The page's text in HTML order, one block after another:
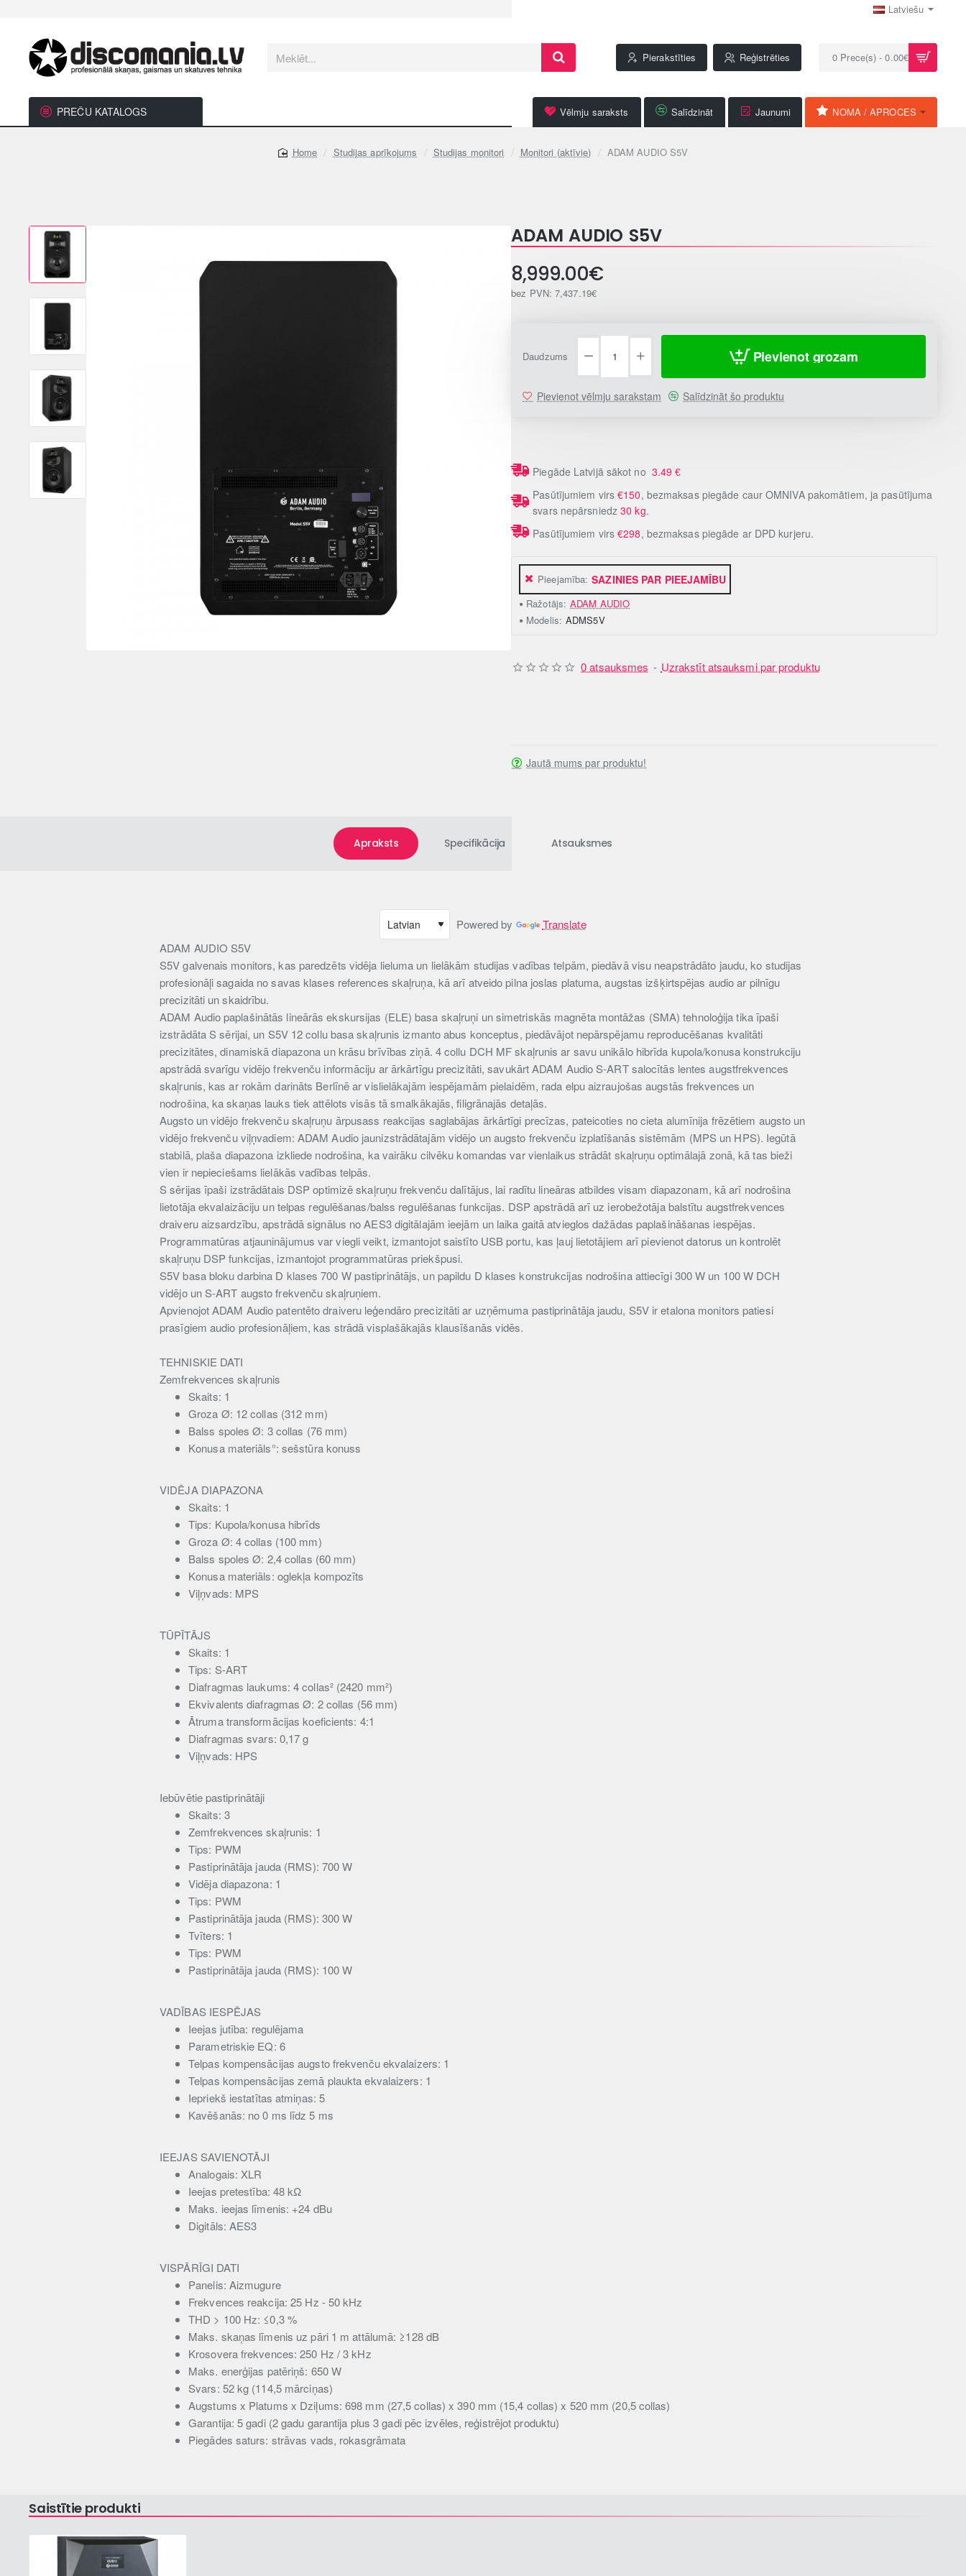
Latviešu
Meklēt... Pierakstīties Reģistrēties 0 Prece(s) - 0.00€
PREČU KATALOGS Vēlmju saraksts Salīdzināt Jaunumi NOMA / APROCES
home
Studijas aprīkojums Studijas monitori Monitori (aktīvie) ADAM AUDIO S5V
ADAM AUDIO S5V
Pieejamība: SAZINIES PAR PIEEJAMĪBU
Ražotājs: ADAM AUDIO
Modelis: ADMS5V
0 atsauksmes - Uzrakstīt atsauksmi par produktu
8,999.00€
bez PVN: 7,437.19€
Daudzums Pievienot grozam
Pievienot vēlmju sarakstam Salīdzināt šo produktu
Piegāde Latvijā sākot no 3.49€
Pasūtījumiem virs€150, bezmaksas piegāde caur OMNIVA pakomātiem, ja pasūtījuma
svars nepārsniedz30 kg.
Pasūtījumiem virs€298, bezmaksas piegāde ar DPD kurjeru.
Jautā mums par produktu!
Apraksts Specifikācija Atsauksmes
Powered by
Translate
ADAM AUDIO S5V
S5V galvenais monitors, kas paredzēts vidēja lieluma un lielākām studijas vadības telpām, piedāvā visu neapstrādāto jaudu, ko studijas
profesionāļi sagaida no savas klases references skaļruņa, kā arī atveido pilna joslas platuma, augstas izšķirtspējas audio ar pilnīgu
precizitāti un skaidrību.
ADAM Audio paplašinātās lineārās ekskursijas (ELE) basa skaļruņi un simetriskās magnēta montāžas (SMA) tehnoloģija tika īpaši
izstrādāta S sērijai, un S5V 12 collu basa skaļrunis izmanto abus konceptus, piedāvājot nepārspējamu reproducēšanas kvalitāti
precizitātes, dinamiskā diapazona un krāsu brīvības ziņā. 4 collu DCH MF skaļrunis ar savu unikālo hibrīda kupola/konusa konstrukciju
apstrādā svarīgu vidējo frekvenču informāciju ar ārkārtīgu precizitāti, savukārt ADAM Audio S-ART salocītās lentes augstfrekvences
skaļrunis, kas ar rokām darināts Berlīnē ar vislielākajām iespējamām pielaidēm, rada elpu aizraujošas augstās frekvences un
nodrošina, ka skaņas lauks tiek attēlots visās tā smalkākajās, filigrānajās detaļās.
Augsto un vidējo frekvenču skaļruņu ārpusass reakcijas saglabājas ārkārtīgi precīzas, pateicoties no cieta alumīnija frēzētiem augsto un
vidējo frekvenču viļņvadiem: ADAM Audio jaunizstrādātajām vidējo un augsto frekvenču izplatīšanās sistēmām (MPS un HPS). Iegūtā
stabilā, plaša diapazona izkliede nodrošina, ka vairāku cilvēku komandas var vienlaikus strādāt skaļruņu optimālajā zonā, kā tas bieži
vien ir nepieciešams lielākās vadības telpās.
S sērijas īpaši izstrādātais DSP optimizē skaļruņu frekvenču dalītājus, lai radītu lineāras atbildes visam diapazonam, kā arī nodrošina
lietotāja ekvalaizāciju un telpas regulēšanas/balss regulēšanas funkcijas. DSP apstrādā arī uz ierobežotāja balstītu augstfrekvences
draiveru aizsardzību, apstrādā signālus no AES3 digitālajām ieejām un laika gaitā atvieglos dažādas paplašināšanas iespējas.
Programmatūras atjauninājumus var viegli veikt, izmantojot saistīto USB portu, kas ļauj lietotājiem arī pievienot datorus un kontrolēt
skaļruņu DSP funkcijas, izmantojot programmatūras priekšpusi.
S5V basa bloku darbina D klases 700 W pastiprinātājs, un papildu D klases konstrukcijas nodrošina attiecīgi 300 W un 100 W DCH
vidējo un S-ART augsto frekvenču skaļruņiem.
Apvienojot ADAM Audio patentēto draiveru leģendāro precizitāti ar uzņēmuma pastiprinātāja jaudu, S5V ir etalona monitors patiesi
prasīgiem audio profesionāļiem, kas strādā visplašākajās klausīšanās vidēs.
TEHNISKIE DATI
Zemfrekvences skaļrunis
Skaits: 1
Groza Ø: 12 collas (312 mm)
Balss spoles Ø: 3 collas (76 mm)
Konusa materiāls°: sešstūra konuss
VIDĒJA DIAPAZONA
Skaits: 1
Tips: Kupola/konusa hibrīds
Groza Ø: 4 collas (100 mm)
Balss spoles Ø: 2,4 collas (60 mm)
Konusa materiāls: oglekļa kompozīts
Viļņvads: MPS
TŪPĪTĀJS
Skaits: 1
Tips: S-ART
Diafragmas laukums: 4 collas² (2420 mm²)
Ekvivalents diafragmas Ø: 2 collas (56 mm)
Ātruma transformācijas koeficients: 4:1
Diafragmas svars: 0,17 g
Viļņvads: HPS
Iebūvētie pastiprinātāji
Skaits: 3
Zemfrekvences skaļrunis: 1
Tips: PWM
Pastiprinātāja jauda (RMS): 700 W
Vidēja diapazona: 1
Tips: PWM
Pastiprinātāja jauda (RMS): 300 W
Tvīters: 1
Tips: PWM
Pastiprinātāja jauda (RMS): 100 W
VADĪBAS IESPĒJAS
Ieejas jutība: regulējama
Parametriskie EQ: 6
Telpas kompensācijas augsto frekvenču ekvalaizers: 1
Telpas kompensācijas zemā plaukta ekvalaizers: 1
Iepriekš iestatītas atmiņas: 5
Kavēšanās: no 0 ms līdz 5 ms
IEEJAS SAVIENOTĀJI
Analogais: XLR
Ieejas pretestība: 48 kΩ
Maks. ieejas līmenis: +24 dBu
Digitāls: AES3
VISPĀRĪGI DATI
Panelis: Aizmugure
Frekvences reakcija: 25 Hz - 50 kHz
THD > 100 Hz: ≤0,3 %
Maks. skaņas līmenis uz pāri 1 m attālumā: ≥128 dB
Krosovera frekvences: 250 Hz / 3 kHz
Maks. enerģijas patēriņš: 650 W
Svars: 52 kg (114,5 mārciņas)
Augstums x Platums x Dziļums: 698 mm (27,5 collas) x 390 mm (15,4 collas) x 520 mm (20,5 collas)
Garantija: 5 gadi (2 gadu garantija plus 3 gadi pēc izvēles, reģistrējot produktu)
Piegādes saturs: strāvas vads, rokasgrāmata
Saistītie produkti